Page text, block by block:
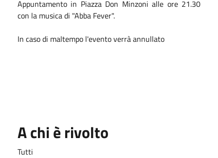
Appuntamento in Piazza Don Minzoni alle ore 21.30
con la musica di "Abba Fever".
In caso di maltempo l'evento verrà annullato
A chi è rivolto
Tutti